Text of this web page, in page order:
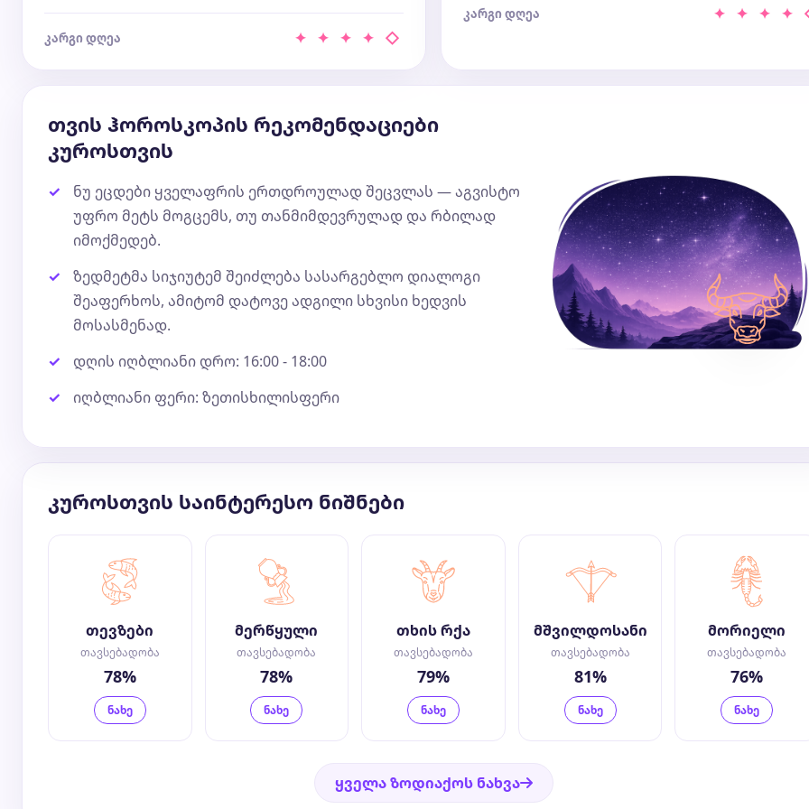
კარგი დღეა ✦ ✦ ✦ ✦ ◇
კარგი დღეა ✦ ✦ ✦ ✦
თვის ჰოროსკოპის რეკომენდაციები
კუროსთვის
ნუ ეცდები ყველაფრის ერთდროულად შეცვლას — აგვისტო
უფრო მეტს მოგცემს, თუ თანმიმდევრულად და რბილად
იმოქმედებ.
ზედმეტმა სიჯიუტემ შეიძლება სასარგებლო დიალოგი
შეაფერხოს, ამიტომ დატოვე ადგილი სხვისი ხედვის
მოსასმენად.
დღის იღბლიანი დრო: 16:00 - 18:00
იღბლიანი ფერი: ზეთისხილისფერი
კუროსთვის საინტერესო ნიშნები
თევზები
თავსებადობა
78%
ნახე
მერწყული
თავსებადობა
78%
ნახე
თხის რქა
თავსებადობა
79%
ნახე
მშვილდოსანი
თავსებადობა
81%
ნახე
მორიელი
თავსებადობა
76%
ნახე
ყველა ზოდიაქოს ნახვა